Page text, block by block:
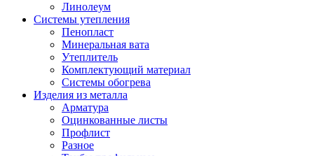
Линолеум
Системы утепления
Пенопласт
Минеральная вата
Утеплитель
Комплектующий материал
Системы обогрева
Изделия из металла
Арматура
Оцинкованные листы
Профлист
Разное